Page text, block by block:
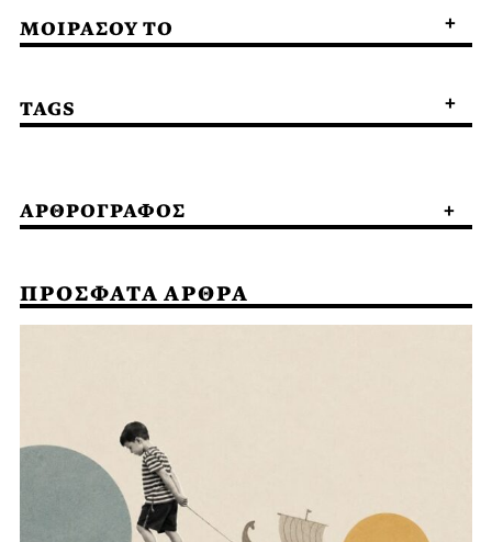
ΜΟΙΡΑΣΟΥ ΤΟ
TAGS
ΑΡΘΡΟΓΡΑΦΟΣ
ΠΡΟΣΦΑΤΑ ΑΡΘΡΑ